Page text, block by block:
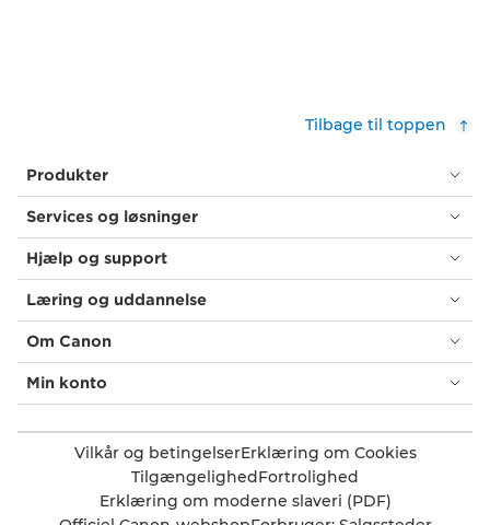
Tilbage til toppen
Produkter
Services og løsninger
Hjælp og support
Læring og uddannelse
Om Canon
Min konto
Vilkår og betingelserErklæring om Cookies
TilgængelighedFortrolighed
Erklæring om moderne slaveri (PDF)